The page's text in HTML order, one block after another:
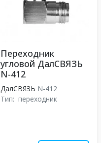
Переходник
угловой ДалСВЯЗЬ
N-412
ДалСВЯЗЬ N-412
Тип: переходник